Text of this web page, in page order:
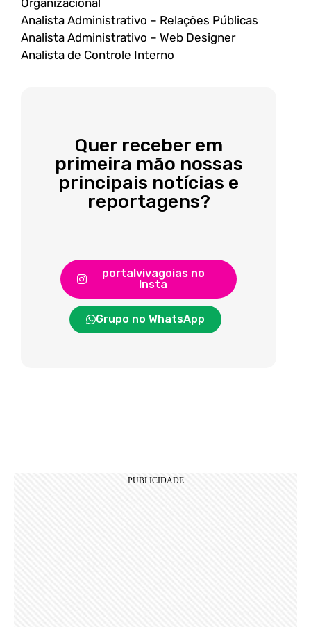
Analista Administrativo – Relações Públicas
Analista Administrativo – Web Designer
Analista de Controle Interno
Quer receber em
primeira mão nossas
principais notícias e
reportagens?
portalvivagoias no
Insta
Grupo no WhatsApp